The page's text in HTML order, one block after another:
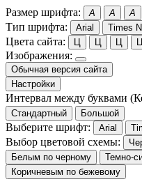
Размер шрифта: A A A
Тип шрифта: Arial Times
Цвета сайта: Ц Ц Ц
Изображения:
Обычная версия сайта
Настройки
Интервал между буквами
Стандартный
Большой
Выберите шрифт: Arial
Выбор цветовой схемы:
Белым по черному
Темно-
Коричневым по бежевому